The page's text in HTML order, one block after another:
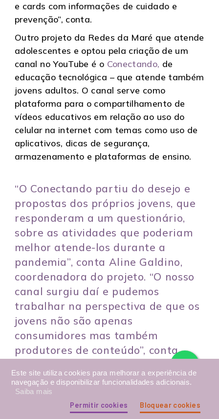
e cards com informações de cuidado e
prevenção”, conta.
Outro projeto da Redes da Maré que atende
adolescentes e optou pela criação de um
canal no YouTube é o Conectando, de
educação tecnológica – que atende também
jovens adultos. O canal serve como
plataforma para o compartilhamento de
vídeos educativos em relação ao uso do
celular na internet com temas como uso de
aplicativos, dicas de segurança,
armazenamento e plataformas de ensino.
“O Conectando partiu do desejo e
propostas dos próprios jovens, que
responderam a um questionário,
sobre as atividades que poderiam
melhor atende-los durante a
pandemia”, conta Aline Galdino,
coordenadora do projeto. “O nosso
canal surgiu daí e pudemos
trabalhar na perspectiva de que os
jovens não são apenas
consumidores mas também
produtores de conteúdo”, conta.
ACOLHIMENTO E ROTINA
Não são apenas as crianças que têm
Este site utiliza cookies para melhorar a experiência de
navegação e disponibilizar funcionalidades adicionais.
Saiba mais
Bloquear cookies
Permitir cookies